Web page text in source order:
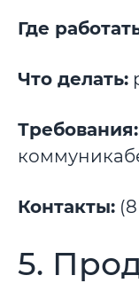
Где
Что делать:
Требования:
Контакты:
5.